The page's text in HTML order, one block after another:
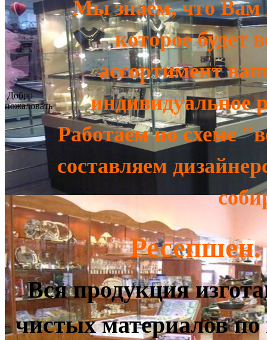
Добро
пожаловать
которое будет
ассортимент
индивидуальное
Работаем по схеме
составляем
Вся продукция
чистых материалов